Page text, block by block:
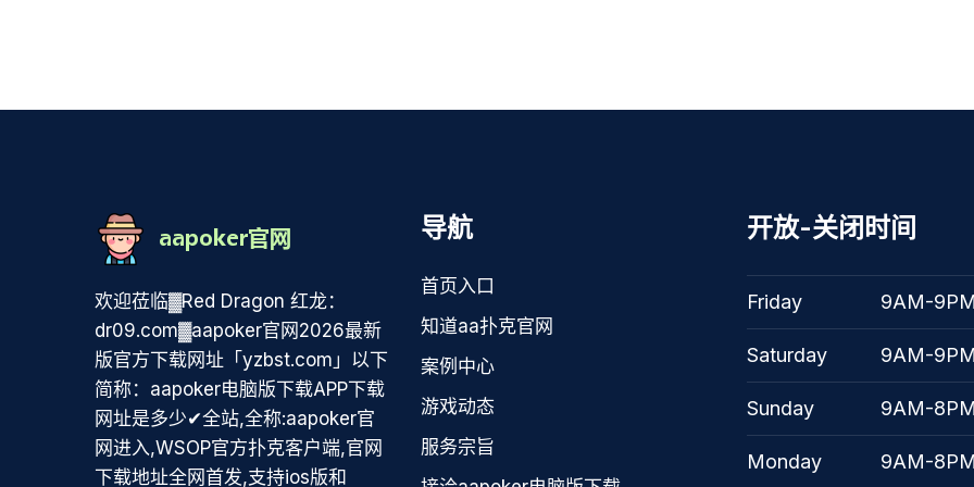
欢迎莅临▓Red Dragon 红龙：
dr09.com▓aapoker官网2026最新
版官方下载网址「yzbst.com」以下
简称：aapoker电脑版下载APP下载
网址是多少✔全站,全称:aapoker官
网进入,WSOP官方扑克客户端,官网
下载地址全网首发,支持ios版和
导航
首页入口
知道aa扑克官网
案例中心
游戏动态
服务宗旨
开放-关闭时间
Friday 9AM-9PM
Saturday 9AM-9PM
Sunday 9AM-8PM
Monday 9AM-8PM